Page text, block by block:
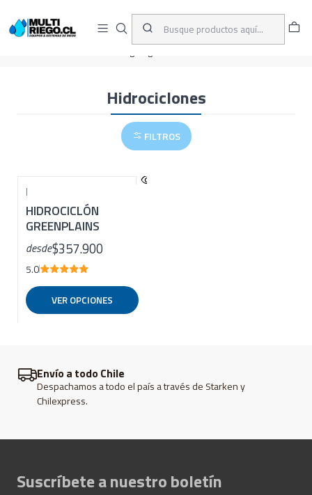
ENVÍOS A TODO CHILE
Hidrociclones
FILTROS
|
HIDROCICLÓN
GREENPLAINS
desde$357.900
5.0
VER OPCIONES
Envío a todo Chile
Despachamos a todo el país a través de Starken y
Chilexpress.
Suscríbete a nuestro boletín